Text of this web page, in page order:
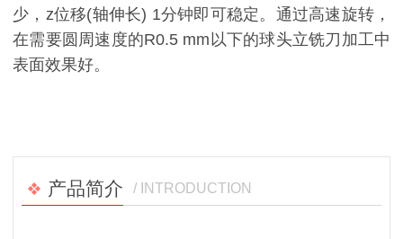
少，z位移(轴伸长) 1分钟即可稳定。通过高速旋转，
在需要圆周速度的R0.5 mm以下的球头立铣刀加工中
表面效果好。
产品简介 / INTRODUCTION